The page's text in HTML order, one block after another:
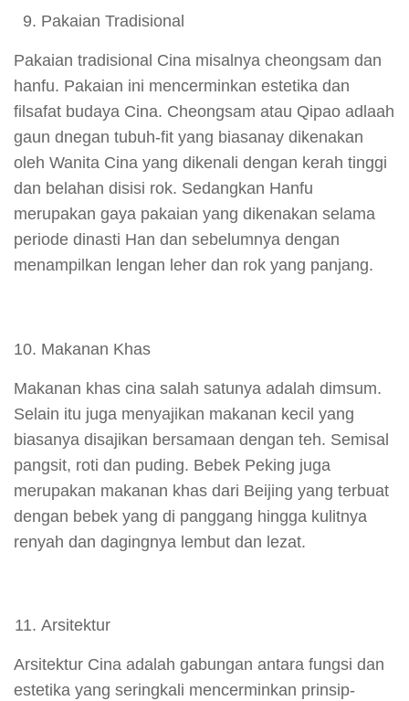
Pakaian Tradisional
Pakaian tradisional Cina misalnya cheongsam dan
hanfu. Pakaian ini mencerminkan estetika dan
filsafat budaya Cina. Cheongsam atau Qipao adlaah
gaun dnegan tubuh-fit yang biasanay dikenakan
oleh Wanita Cina yang dikenali dengan kerah tinggi
dan belahan disisi rok. Sedangkan Hanfu
merupakan gaya pakaian yang dikenakan selama
periode dinasti Han dan sebelumnya dengan
menampilkan lengan leher dan rok yang panjang.
Makanan Khas
Makanan khas cina salah satunya adalah dimsum.
Selain itu juga menyajikan makanan kecil yang
biasanya disajikan bersamaan dengan teh. Semisal
pangsit, roti dan puding. Bebek Peking juga
merupakan makanan khas dari Beijing yang terbuat
dengan bebek yang di panggang hingga kulitnya
renyah dan dagingnya lembut dan lezat.
Arsitektur
Arsitektur Cina adalah gabungan antara fungsi dan
estetika yang seringkali mencerminkan prinsip-